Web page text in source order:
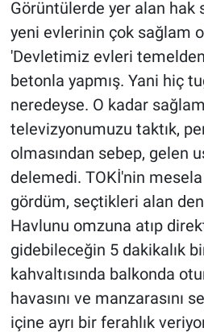
Görüntülerde yer alan hak
yeni evlerinin çok sağlam
'Devletimiz evleri
betonla yapmış. Yani hiç
neredeyse. O kadar
televizyonumuzu taktık,
olmasından sebep, gelen
delemedi. TOKİ'nin
gördüm, seçtikleri alan
Havlunu omzuna atıp
gidebileceğin 5 dakikalık
kahvaltısında balkonda
havasını ve manzarasını
içine ayrı bir ferahlık